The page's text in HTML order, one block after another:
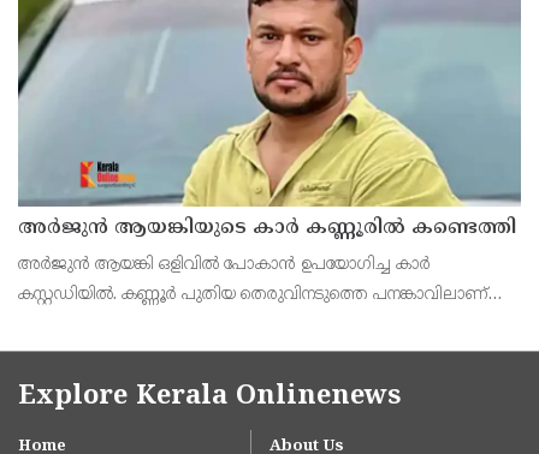
കാണാനെത്തുന്നവരെ തടയാൻ ശ്രമിച്ചെന്നും ആരോപിച്ച്
കോക്ക്രോച്ച് ജനതാ പാർട്ട
അർജുൻ ആയങ്കിയുടെ കാർ കണ്ണൂരിൽ കണ്ടെത്തി
അർജുൻ ആയങ്കി ഒളിവിൽ പോകാൻ ഉപയോഗിച്ച കാർ
കസ്റ്റഡിയിൽ. കണ്ണൂർ പുതിയ തെരുവിനടുത്തെ പനങ്കാവിലാണ്
പേരിലുള്ളതാണ് വാഹനം.
Explore Kerala Onlinenews
Home About Us